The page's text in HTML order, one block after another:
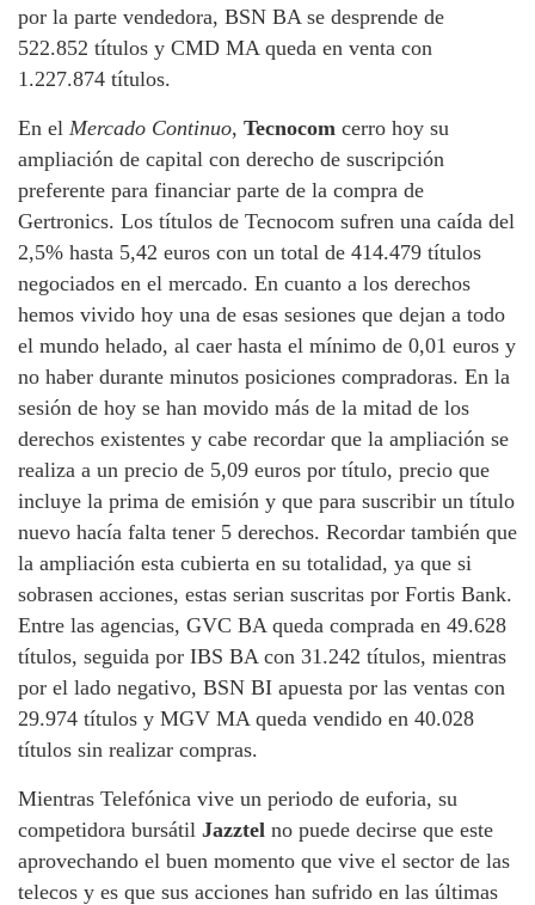
por la parte vendedora, BSN BA se desprende de
522.852 títulos y CMD MA queda en venta con
1.227.874 títulos.
En el Mercado Continuo, Tecnocom cerro hoy su
ampliación de capital con derecho de suscripción
preferente para financiar parte de la compra de
Gertronics. Los títulos de Tecnocom sufren una caída del
2,5% hasta 5,42 euros con un total de 414.479 títulos
negociados en el mercado. En cuanto a los derechos
hemos vivido hoy una de esas sesiones que dejan a todo
el mundo helado, al caer hasta el mínimo de 0,01 euros y
no haber durante minutos posiciones compradoras. En la
sesión de hoy se han movido más de la mitad de los
derechos existentes y cabe recordar que la ampliación se
realiza a un precio de 5,09 euros por título, precio que
incluye la prima de emisión y que para suscribir un título
nuevo hacía falta tener 5 derechos. Recordar también que
la ampliación esta cubierta en su totalidad, ya que si
sobrasen acciones, estas serian suscritas por Fortis Bank.
Entre las agencias, GVC BA queda comprada en 49.628
títulos, seguida por IBS BA con 31.242 títulos, mientras
por el lado negativo, BSN BI apuesta por las ventas con
29.974 títulos y MGV MA queda vendido en 40.028
títulos sin realizar compras.
Mientras Telefónica vive un periodo de euforia, su
competidora bursátil Jazztel no puede decirse que este
aprovechando el buen momento que vive el sector de las
telecos y es que sus acciones han sufrido en las últimas